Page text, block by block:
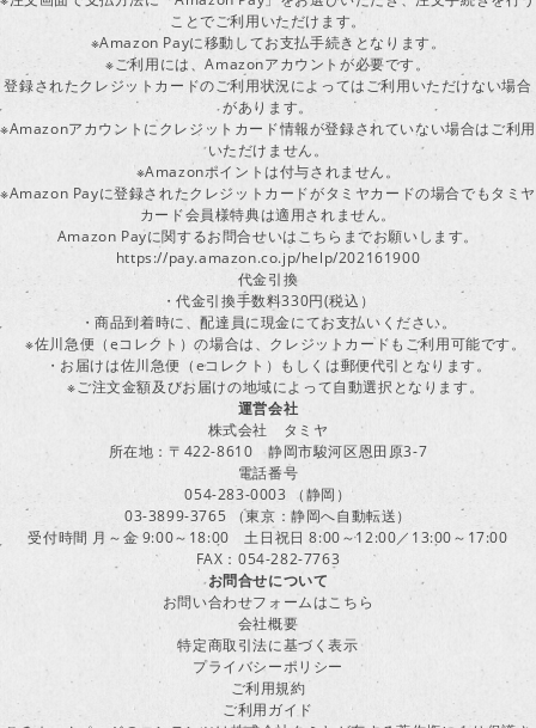
ことでご利用いただけます。
※Amazon Payに移動してお支払手続きとなります。
※ご利用には、Amazonアカウントが必要です。
登録されたクレジットカードのご利用状況によってはご利用いただけない場合
があります。
※Amazonアカウントにクレジットカード情報が登録されていない場合はご利用
いただけません。
※Amazonポイントは付与されません。
※Amazon Payに登録されたクレジットカードがタミヤカードの場合でもタミヤ
カード会員様特典は適用されません。
Amazon Payに関するお問合せいはこちらまでお願いします。
https://pay.amazon.co.jp/help/202161900
代金引換
・代金引換手数料330円(税込）
・商品到着時に、配達員に現金にてお支払いください。
※佐川急便（eコレクト）の場合は、クレジットカードもご利用可能です。
・お届けは佐川急便（eコレクト）もしくは郵便代引となります。
※ご注文金額及びお届けの地域によって自動選択となります。
運営会社
株式会社 タミヤ
所在地：〒422-8610 静岡市駿河区恩田原3-7
電話番号
054-283-0003 （静岡）
03-3899-3765 （東京：静岡へ自動転送）
受付時間 月～金 9:00～18:00 土日祝日 8:00～12:00／13:00～17:00
FAX：054-282-7763
お問合せについて
お問い合わせフォームはこちら
会社概要
特定商取引法に基づく表示
プライバシーポリシー
ご利用規約
ご利用ガイド